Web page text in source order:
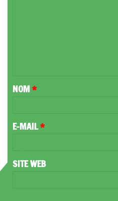
A
R
NOM*
E-MAIL*
SITE WEB